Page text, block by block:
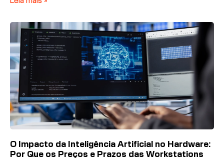
O Impacto da Inteligência Artificial no Hardware:
Por Que os Preços e Prazos das Workstations